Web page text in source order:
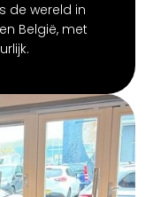
de wereld in
België, met